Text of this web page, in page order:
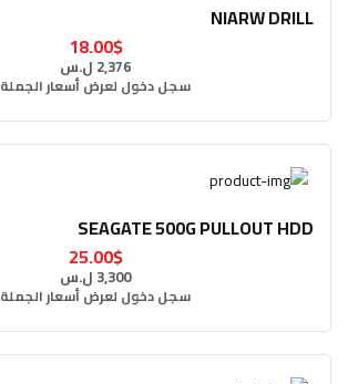
NIARW DRILL
18.00$
2,376 ل.س
سجل دخول لعرض أسعار الجملة
SEAGATE 500G PULLOUT HDD
25.00$
3,300 ل.س
سجل دخول لعرض أسعار الجملة